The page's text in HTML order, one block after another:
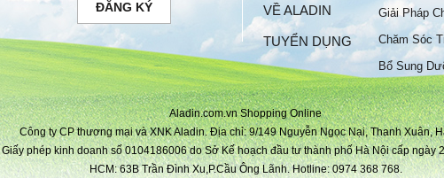
ĐĂNG KÝ VỀ ALADIN
TUYỂN DỤNG
Giải Pháp
Chăm Sóc
Bộ
Bổ Sung
Aladin.com.vn Shopping Online
Công ty CP thương mại và XNK Aladin. Địa chỉ: 9/149 Nguyễn Ngọc Nại, Thanh Xuân,
Giấy phép kinh doanh số 0104186006 do Sở Kế hoạch đầu tư thành phố Hà Nội cấp ngày
HCM: 63B Trần Đình Xu,P.Cầu Ông Lãnh. Hotline: 0974 368 768.